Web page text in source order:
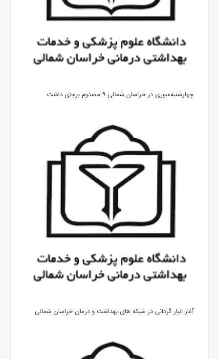
چهارشنبه‌سوری در خراسان شمالی ۹ مصدوم برجای داشت
آغاز انبار گردانی در شبکه های بهداشت و درمان خراسان شمالی